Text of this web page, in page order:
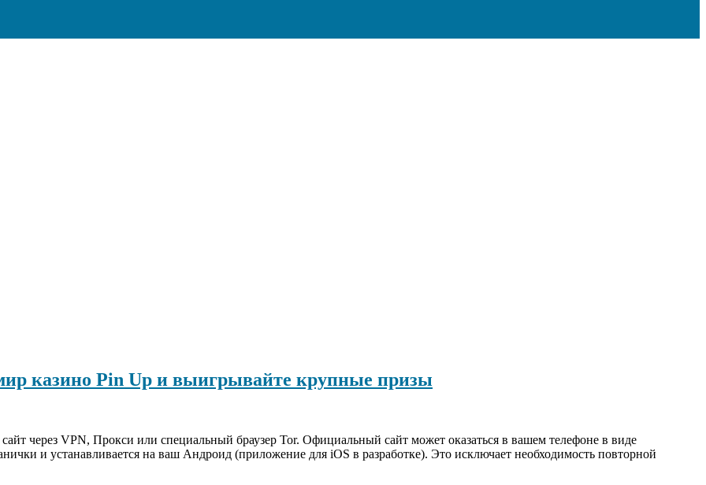
казино Pin Up и выигрывайте крупные призы
через VPN, Прокси или специальный браузер Tor. Официальный сайт может оказаться в вашем телефоне в виде
и устанавливается на ваш Андроид (приложение для iOS в разработке). Это исключает необходимость повторной